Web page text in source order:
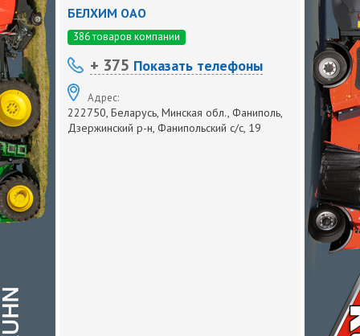
БЕЛХИМ ОАО
386 товаров компании
+ 375 Показать телефоны
Адрес:
222750, Беларусь, Минская обл., Фаниполь,
Дзержинский р-н, Фанипольский с/с, 19